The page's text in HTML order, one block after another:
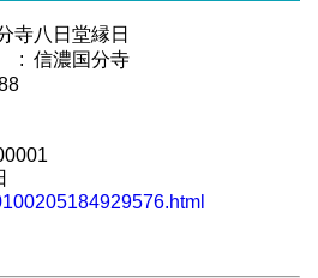
寺八日堂縁日
: 信濃国分寺